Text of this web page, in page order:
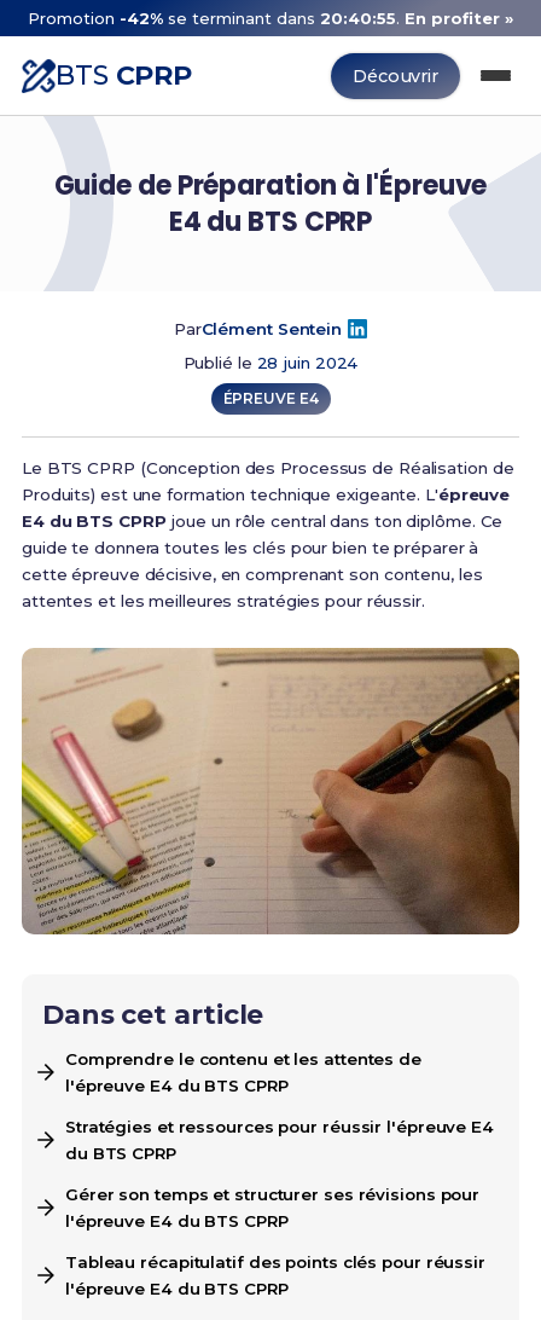
Promotion -42%se terminant dans 20:40:54. En profiter »
BTS CPRP Découvrir
Guide de Préparation à l'Épreuve
E4 du BTS CPRP
ParClément Sentein
Publié le 28 juin 2024
ÉPREUVE E4
Le BTS CPRP (Conception des Processus de Réalisation de
Produits) est une formation technique exigeante. L'épreuve
E4 du BTS CPRP joue un rôle central dans ton diplôme. Ce
guide te donnera toutes les clés pour bien te préparer à
cette épreuve décisive, en comprenant son contenu, les
attentes et les meilleures stratégies pour réussir.
Dans cet article
Comprendre le contenu et les attentes de
l'épreuve E4 du BTS CPRP
Stratégies et ressources pour réussir l'épreuve E4
du BTS CPRP
Gérer son temps et structurer ses révisions pour
l'épreuve E4 du BTS CPRP
Tableau récapitulatif des points clés pour réussir
l'épreuve E4 du BTS CPRP